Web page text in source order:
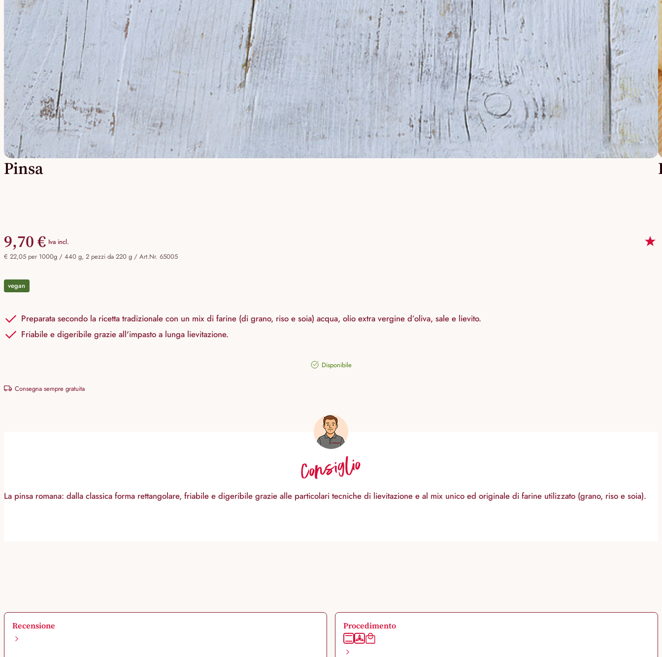
Pinsa
9,70 € Iva incl.
€ 22,05 per 1000g / 440 g, 2 pezzi da 220 g / Art.Nr. 65005
vegan
Preparata secondo la ricetta tradizionale con un mix di farine (di grano, riso e soia) acqua, olio extra vergine d’oliva, sale e lievito.
Friabile e digeribile grazie all'impasto a lunga lievitazione.
Disponibile
Consegna sempre gratuita
Consiglio
La pinsa romana: dalla classica forma rettangolare, friabile e digeribile grazie alle particolari tecniche di lievitazione e al mix unico ed originale di farine utilizzato (grano, riso e soia).
Recensione Procedimento